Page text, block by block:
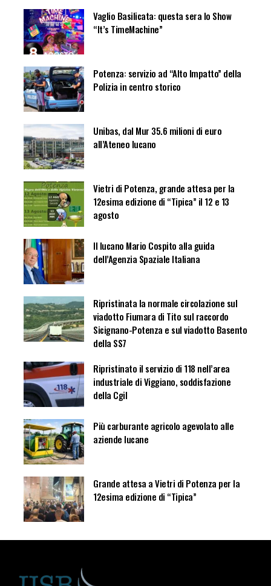
Vaglio Basilicata: questa sera lo Show
“It’s TimeMachine”
Potenza: servizio ad “Alto Impatto” della
Polizia in centro storico
Unibas, dal Mur 35.6 milioni di euro
all’Ateneo lucano
Vietri di Potenza, grande attesa per la
12esima edizione di “Tipica” il 12 e 13
agosto
Il lucano Mario Cospito alla guida
dell’Agenzia Spaziale Italiana
Ripristinata la normale circolazione sul
viadotto Fiumara di Tito sul raccordo
Sicignano-Potenza e sul viadotto Basento
della SS7
Ripristinato il servizio di 118 nell’area
industriale di Viggiano, soddisfazione
della Cgil
Più carburante agricolo agevolato alle
aziende lucane
Grande attesa a Vietri di Potenza per la
12esima edizione di “Tipica”